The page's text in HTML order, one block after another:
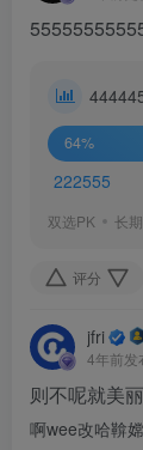
64%
222555
双选PK 长
评分
jfri
4年前发
则不呢就美
啊wee改哈鞥